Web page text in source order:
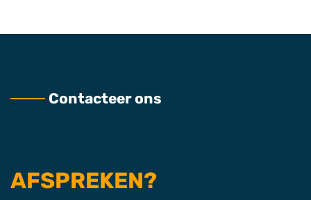
Contacteer ons
AFSPREKEN?